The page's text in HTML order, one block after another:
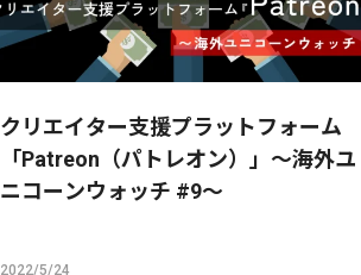
クリエイター支援プラットフォーム
「Patreon（パトレオン）」〜海外ユ
ニコーンウォッチ #9〜
2022/5/24